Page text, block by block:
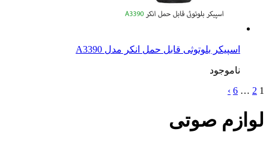
اسپیکر بلوتوثی قابل حمل انکر مدل A3390
ناموجود
1
2
…
6
›
لوازم صوتی